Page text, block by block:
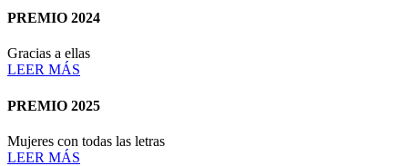
PREMIO 2024
Gracias a ellas
LEER MÁS
PREMIO 2025
Mujeres con todas las letras
LEER MÁS